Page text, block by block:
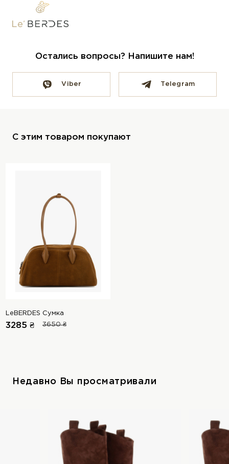
Остались вопросы? Напишите нам!
Viber Telegram
С этим товаром покупают
LeBERDES Сумка
3285 ₴ 3650 ₴
Недавно Вы просматривали